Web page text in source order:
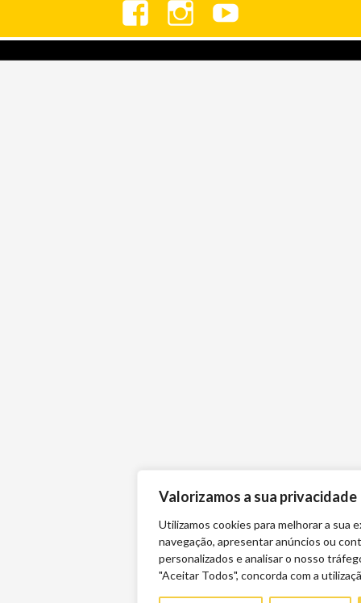
Valorizamos a sua privacidade
Utilizamos cookies para melhorar a sua
navegação, apresentar anúncios ou
personalizados e analisar o nosso
"Aceitar Todos", concorda com a